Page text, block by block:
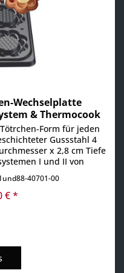
Wechselplatte
& Thermocook
Form für jeden
Gussstahl 4
x 2,8 cm Tiefe
I und II von
40701-00
€ *